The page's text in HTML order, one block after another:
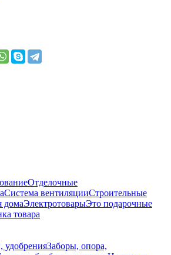
Отделочные
Система вентиляцииСтроительные
домаЭлектротоварыЭто подарочные
товара
удобренияЗаборы, опора,